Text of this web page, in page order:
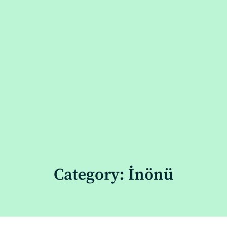
Category: İnönü